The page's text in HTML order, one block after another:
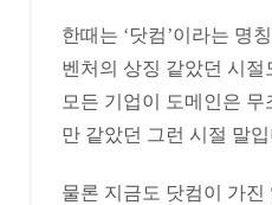
한때는 ‘닷컴’이라는 명
벤처의 상징 같았던 시절
모든 기업이 도메인은
만 같았던 그런 시절 말
물론 지금도 닷컴이 가진